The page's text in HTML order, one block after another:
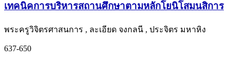
เทคนิคการบริหารสถานศึกษาตามหลักโยนิโสมนสิการ
พระครูวิจิตรศาสนการ , ละเอียด จงกลนี , ประจิตร มหาหิง
637-650